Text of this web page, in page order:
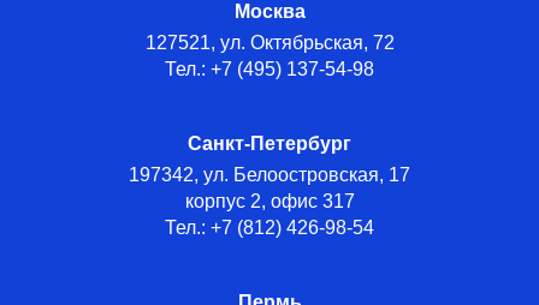
Москва
127521, ул. Октябрьская, 72
Тел.: +7 (495) 137-54-98
Санкт-Петербург
197342, ул. Белоостровская, 17
корпус 2, офис 317
Тел.: +7 (812) 426-98-54